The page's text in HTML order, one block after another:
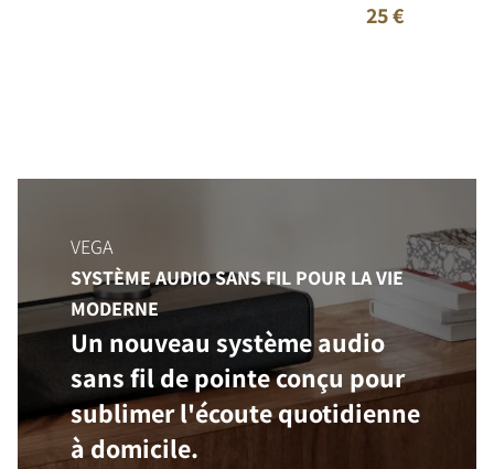
25 €
VEGA
SYSTÈME AUDIO SANS FIL POUR LA VIE
MODERNE
Un nouveau système audio
sans fil de pointe conçu pour
sublimer l'écoute quotidienne
à domicile.